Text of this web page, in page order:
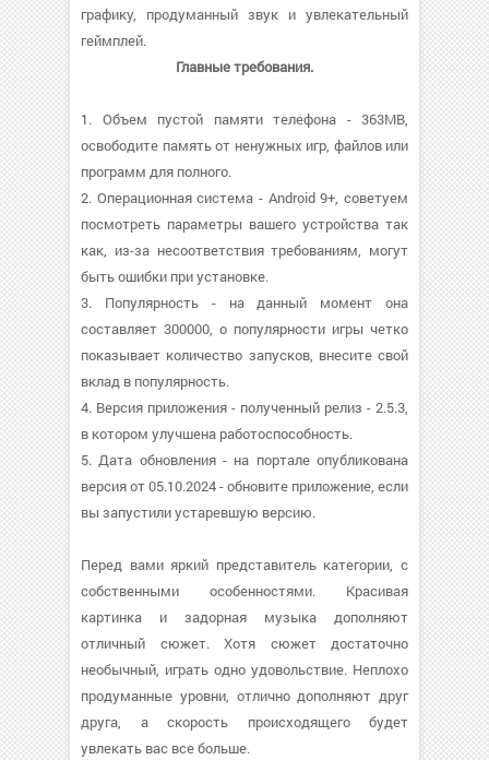
графику, продуманный звук и увлекательный
геймплей.
Главные требования.
1. Объем пустой памяти телефона - 363MB,
освободите память от ненужных игр, файлов или
программ для полного.
2. Операционная система - Android 9+, советуем
посмотреть параметры вашего устройства так
как, из-за несоответствия требованиям, могут
быть ошибки при установке.
3. Популярность - на данный момент она
составляет 300000, о популярности игры четко
показывает количество запусков, внесите свой
вклад в популярность.
4. Версия приложения - полученный релиз - 2.5.3,
в котором улучшена работоспособность.
5. Дата обновления - на портале опубликована
версия от 05.10.2024 - обновите приложение, если
вы запустили устаревшую версию.
Перед вами яркий представитель категории, с
собственными особенностями. Красивая
картинка и задорная музыка дополняют
отличный сюжет. Хотя сюжет достаточно
необычный, играть одно удовольствие. Неплохо
продуманные уровни, отлично дополняют друг
друга, а скорость происходящего будет
увлекать вас все больше.